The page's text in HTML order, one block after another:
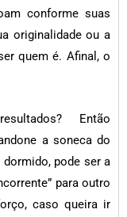
conforme suas
originalidade ou a
quem é. Afinal, o
Então
a soneca do
pode ser a
para outro
caso queira ir